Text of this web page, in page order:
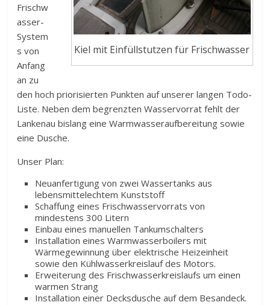
Kiel mit Einfüllstutzen für Frischwasser
Frischw
asser-
System
s von
Anfang
an zu
den hoch priorisierten Punkten auf unserer langen Todo-
Liste. Neben dem begrenzten Wasservorrat fehlt der
Lankenau bislang eine Warmwasseraufbereitung sowie
eine Dusche.
Unser Plan:
Neuanfertigung von zwei Wassertanks aus
lebensmittelechtem Kunststoff
Schaffung eines Frischwasservorrats von
mindestens 300 Litern
Einbau eines manuellen Tankumschalters
Installation eines Warmwasserboilers mit
Wärmegewinnung über elektrische Heizeinheit
sowie den Kühlwasserkreislauf des Motors.
Erweiterung des Frischwasserkreislaufs um einen
warmen Strang
Installation einer Decksdusche auf dem Besandeck.